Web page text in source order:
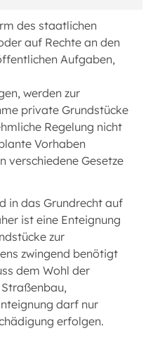
des staatlichen
auf Rechte an den
Aufgaben,
werden zur
private Grundstücke
Regelung nicht
Vorhaben
verschiedene Gesetze
in das Grundrecht auf
ist eine Enteignung
zur
zwingend benötigt
dem Wohl der
darf nur
erfolgen.